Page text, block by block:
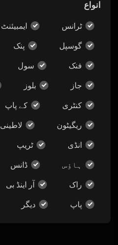
انواع
ٹرانس ایمبیئنٹ
گوسپل پنک
فنک سول
جاز بلوز
کنٹری کے پاپ
ریگیٹون لاطینی
انڈی ٹریپ
ہاؤس ڈانس
راک آر اینڈ بی
پاپ دیگر